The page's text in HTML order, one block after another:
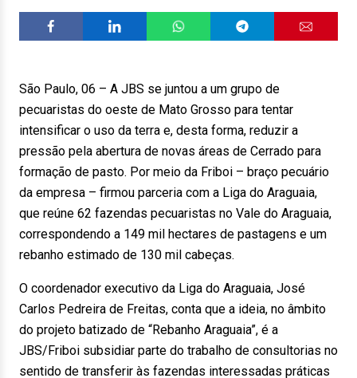
São Paulo, 06 – A JBS se juntou a um grupo de
pecuaristas do oeste de Mato Grosso para tentar
intensificar o uso da terra e, desta forma, reduzir a
pressão pela abertura de novas áreas de Cerrado para
formação de pasto. Por meio da Friboi – braço pecuário
da empresa – firmou parceria com a Liga do Araguaia,
que reúne 62 fazendas pecuaristas no Vale do Araguaia,
correspondendo a 149 mil hectares de pastagens e um
rebanho estimado de 130 mil cabeças.
O coordenador executivo da Liga do Araguaia, José
Carlos Pedreira de Freitas, conta que a ideia, no âmbito
do projeto batizado de “Rebanho Araguaia”, é a
JBS/Friboi subsidiar parte do trabalho de consultorias no
sentido de transferir às fazendas interessadas práticas